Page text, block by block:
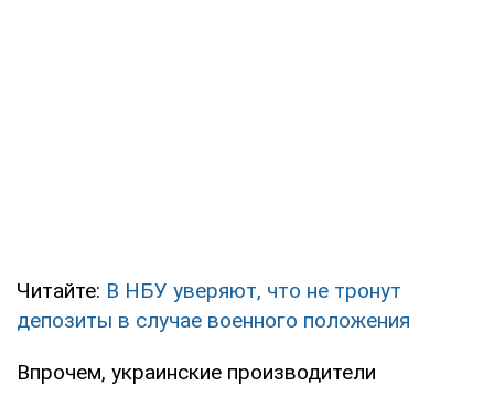
Читайте: В НБУ уверяют, что не тронут
депозиты в случае военного положения
Впрочем, украинские производители